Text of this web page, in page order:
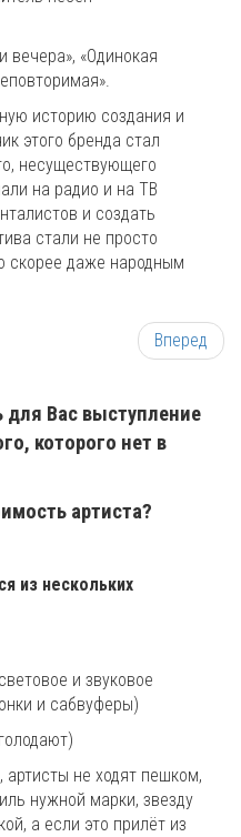
вечера», «Одинокая
историю создания и
этого бренда стал
несуществующего
на радио и на ТВ
и создать
стали не просто
скорее даже народным
Вперед
Вас выступление
которого нет в
артиста?
из нескольких
и звуковое
и сабвуферы)
артисты не ходят пешком,
нужной марки, звезду
а если это прилёт из